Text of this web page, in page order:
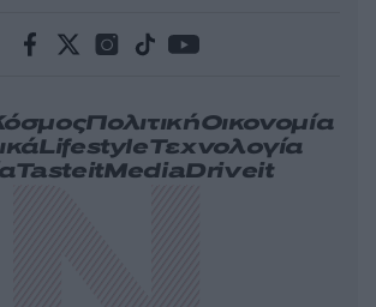
ΠολιτικήΟικονομία
LifestyleΤεχνολογία
TasteitMediaDriveit